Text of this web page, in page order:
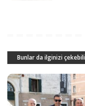
Bunlar da ilginizi